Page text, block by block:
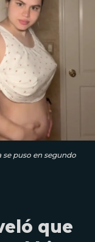
se puso en segundo
que